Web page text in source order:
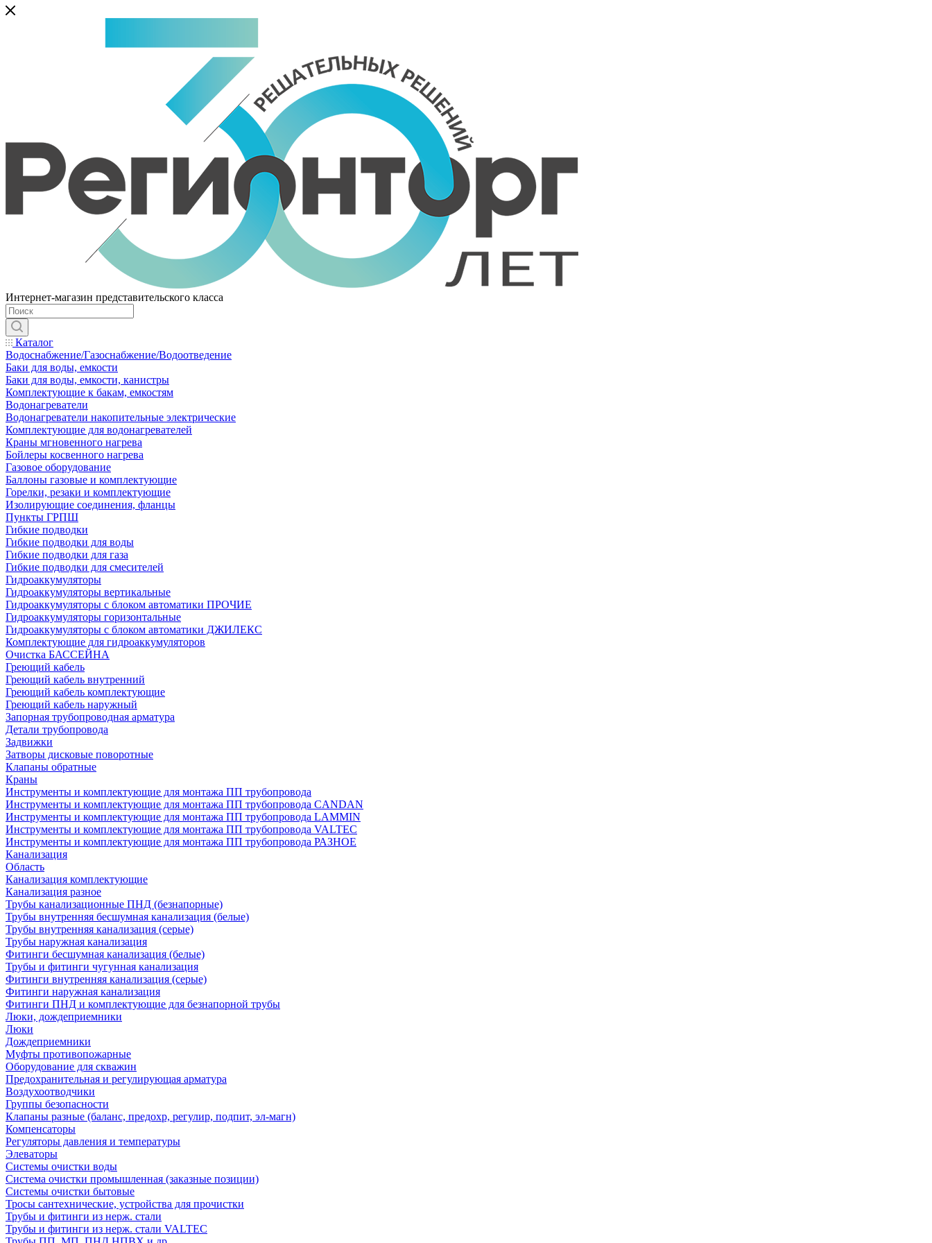
Интернет-магазин представительского класса
Каталог
Водоснабжение/Газоснабжение/Водоотведение
Баки для воды, емкости
Баки для воды, емкости, канистры
Комплектующие к бакам, емкостям
Водонагреватели
Водонагреватели накопительные электрические
Комплектующие для водонагревателей
Краны мгновенного нагрева
Бойлеры косвенного нагрева
Газовое оборудование
Баллоны газовые и комплектующие
Горелки, резаки и комплектующие
Изолирующие соединения, фланцы
Пункты ГРПШ
Гибкие подводки
Гибкие подводки для воды
Гибкие подводки для газа
Гибкие подводки для смесителей
Гидроаккумуляторы
Гидроаккумуляторы вертикальные
Гидроаккумуляторы с блоком автоматики ПРОЧИЕ
Гидроаккумуляторы горизонтальные
Гидроаккумуляторы с блоком автоматики ДЖИЛЕКС
Комплектующие для гидроаккумуляторов
Очистка БАССЕЙНА
Греющий кабель
Греющий кабель внутренний
Греющий кабель комплектующие
Греющий кабель наружный
Запорная трубопроводная арматура
Детали трубопровода
Задвижки
Затворы дисковые поворотные
Клапаны обратные
Краны
Инструменты и комплектующие для монтажа ПП трубопровода
Инструменты и комплектующие для монтажа ПП трубопровода CANDAN
Инструменты и комплектующие для монтажа ПП трубопровода LAMMIN
Инструменты и комплектующие для монтажа ПП трубопровода VALTEC
Инструменты и комплектующие для монтажа ПП трубопровода РАЗНОЕ
Канализация
Область
Канализация комплектующие
Канализация разное
Трубы канализационные ПНД (безнапорные)
Трубы внутренняя бесшумная канализация (белые)
Трубы внутренняя канализация (серые)
Трубы наружная канализация
Фитинги бесшумная канализация (белые)
Трубы и фитинги чугунная канализация
Фитинги внутренняя канализация (серые)
Фитинги наружная канализация
Фитинги ПНД и комплектующие для безнапорной трубы
Люки, дождеприемники
Люки
Дождеприемники
Муфты противопожарные
Оборудование для скважин
Предохранительная и регулирующая арматура
Воздухоотводчики
Группы безопасности
Клапаны разные (баланс, предохр, регулир, подпит, эл-магн)
Компенсаторы
Регуляторы давления и температуры
Элеваторы
Системы очистки воды
Система очистки промышленная (заказные позиции)
Системы очистки бытовые
Тросы сантехнические, устройства для прочистки
Трубы и фитинги из нерж. стали
Трубы и фитинги из нерж. стали VALTEC